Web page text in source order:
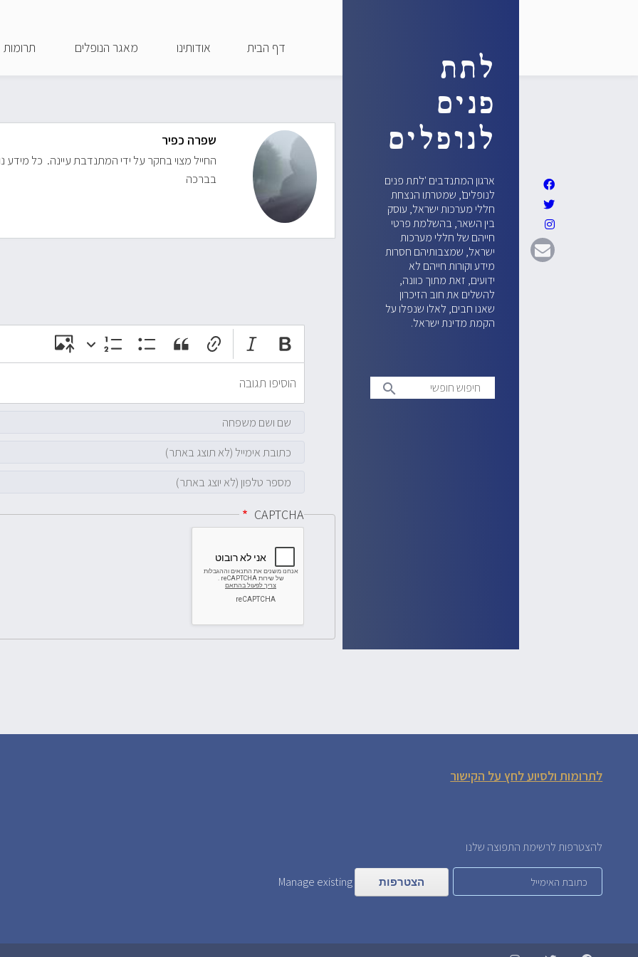
העיקרי
דף הבית אודותינו מאגר הנופלים תרומות
לתת
פנים
לנופלים
ארגון המתנדבים 'לתת פנים
לנופלים', שמטרתו הנצחת
חללי מערכות ישראל, עוסק
בין השאר, בהשלמת פרטי
חייהם של חללי מערכות
ישראל, שמצבותיהם חסרות
מידע וקורות חייהם לא
ידועים, זאת מתוך כוונה,
להשלים את חוב הזיכרון
שאנו חבים, לאלו שנפלו על
הקמת מדינת ישראל.
חיפוש
חופשי
search
שפרה כפיר
החייל מצוי בחקר על ידי המתנדבת עיינה. כל מידע
בברכה
CAPTCHA
לתרומות ולסיוע לחץ על הקישור
להצטרפות לרשימת התפוצה שלנו
Manage existing